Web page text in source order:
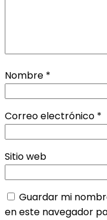
Nombre *
Correo electrónico *
Sitio web
Guardar mi
en este navegador